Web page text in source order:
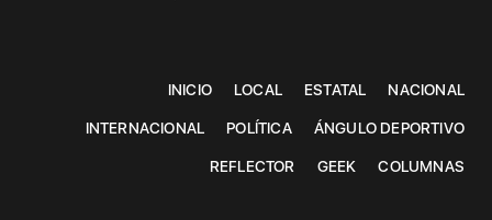
INICIO LOCAL ESTATAL NACIONAL
INTERNACIONAL POLÍTICA ÁNGULO DEPORTIVO
REFLECTOR GEEK COLUMNAS